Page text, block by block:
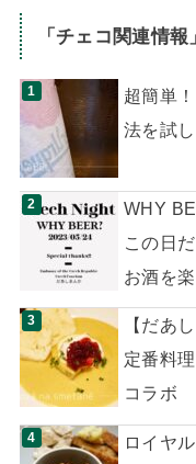
「チェコ関連情報
超簡単
法を試
WHY
この日
お酒を
【だあ
定番料
コラボ
ロイヤ